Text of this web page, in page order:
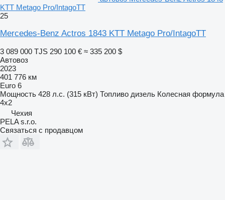
KTT Metago Pro/IntagoTT
25
Mercedes-Benz Actros 1843 KTT Metago Pro/IntagoTT
3 089 000 TJS 290 100 € ≈ 335 200 $
Автовоз
2023
401 776 км
Euro 6
Мощность 428 л.с. (315 кВт) Топливо дизель Колесная формула
4x2
Чехия
PELA s.r.o.
Связаться с продавцом